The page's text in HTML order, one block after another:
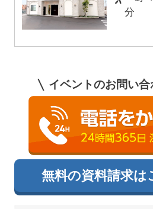
分
イベントのお問い
相談無料
無料の資料請求は